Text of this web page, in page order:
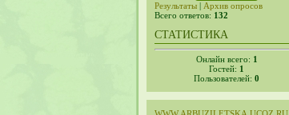
Результаты | Архив опросов
Всего ответов: 132
СТАТИСТИКА
Онлайн всего: 1
Гостей: 1
Пользователей: 0